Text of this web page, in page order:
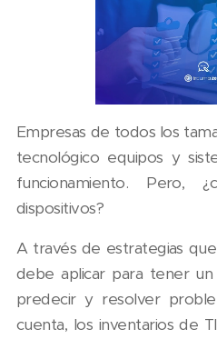
Empresas de todos los
tecnológico equipos y
funcionamiento. Pero,
dispositivos?
A través de estrategias
debe aplicar para tener
predecir y resolver
cuenta, los inventarios de